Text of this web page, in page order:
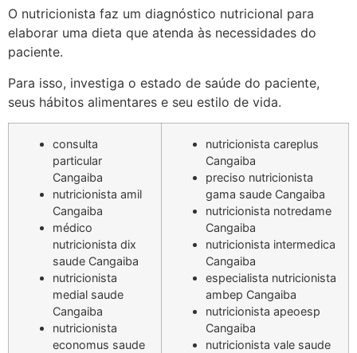
O nutricionista faz um diagnóstico nutricional para
elaborar uma dieta que atenda às necessidades do
paciente.
Para isso, investiga o estado de saúde do paciente,
seus hábitos alimentares e seu estilo de vida.
consulta
particular
Cangaiba
nutricionista amil
Cangaiba
médico
nutricionista dix
saude Cangaiba
nutricionista
medial saude
Cangaiba
nutricionista
economus saude
nutricionista careplus
Cangaiba
preciso nutricionista
gama saude Cangaiba
nutricionista notredame
Cangaiba
nutricionista intermedica
Cangaiba
especialista nutricionista
ambep Cangaiba
nutricionista apeoesp
Cangaiba
nutricionista vale saude